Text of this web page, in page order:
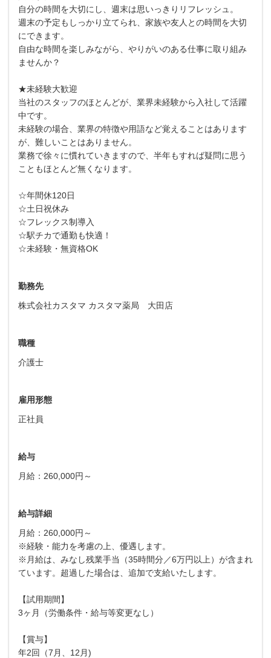
自分の時間を大切にし、週末は思いっきりリフレッシュ。
週末の予定もしっかり立てられ、家族や友人との時間を大切
にできます。
自由な時間を楽しみながら、やりがいのある仕事に取り組み
ませんか？
★未経験大歓迎
当社のスタッフのほとんどが、業界未経験から入社して活躍
中です。
未経験の場合、業界の特徴や用語など覚えることはあります
が、難しいことはありません。
業務で徐々に慣れていきますので、半年もすれば疑問に思う
こともほとんど無くなります。
☆年間休120日
☆土日祝休み
☆フレックス制導入
☆駅チカで通勤も快適！
☆未経験・無資格OK
勤務先
株式会社カスタマ カスタマ薬局 大田店
職種
介護士
雇用形態
正社員
給与
月給：260,000円～
給与詳細
月給：260,000円～
※経験・能力を考慮の上、優遇します。
※月給は、みなし残業手当（35時間分／6万円以上）が含まれ
ています。超過した場合は、追加で支給いたします。
【試用期間】
3ヶ月（労働条件・給与等変更なし）
【賞与】
年2回（7月、12月)